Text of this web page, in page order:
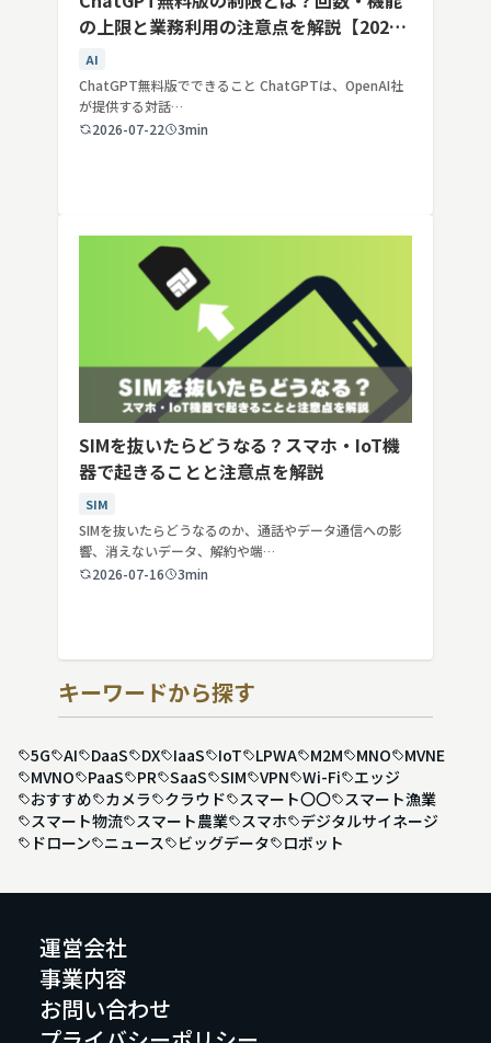
の上限と業務利用の注意点を解説【2026
年最新】
AI
ChatGPT無料版でできること ChatGPTは、OpenAI社
が提供する対話…
2026-07-22
3min
SIMを抜いたらどうなる？スマホ・IoT機
器で起きることと注意点を解説
SIM
SIMを抜いたらどうなるのか、通話やデータ通信への影
響、消えないデータ、解約や端…
2026-07-16
3min
キーワードから探す
5G AI DaaS DX IaaS IoT LPWA M2M MNO
MVNE
MVNO
PaaS PR SaaS SIM VPN Wi-Fi
エッジ
おすすめ
カメラ クラウド スマート〇〇
スマート漁業
スマート物流
スマート農業 スマホ
デジタルサイネージ
ドローン
ニュース ビッグデータ ロボット
運営会社
事業内容
お問い合わせ